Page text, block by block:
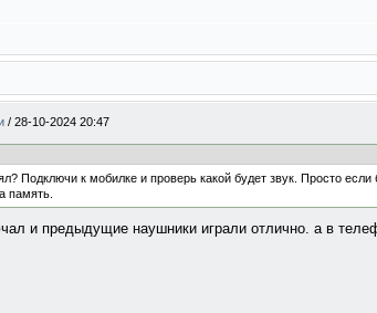
/ 28-10-2024 20:47
Подключи к мобилке и проверь какой будет звук. Просто
память.
и предыдущие наушники играли отлично. а в